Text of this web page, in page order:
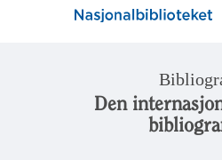
Den